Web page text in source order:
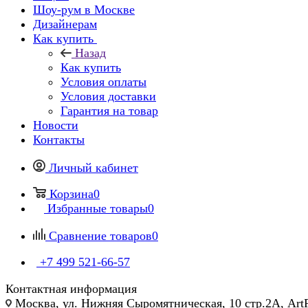
Шоу-рум в Москве
Дизайнерам
Как купить
Назад
Как купить
Условия оплаты
Условия доставки
Гарантия на товар
Новости
Контакты
Личный кабинет
Корзина0
Избранные товары0
Сравнение товаров0
+7 499 521-66-57
Контактная информация
Москва, ул. Нижняя Сыромятническая, 10 стр.2А,